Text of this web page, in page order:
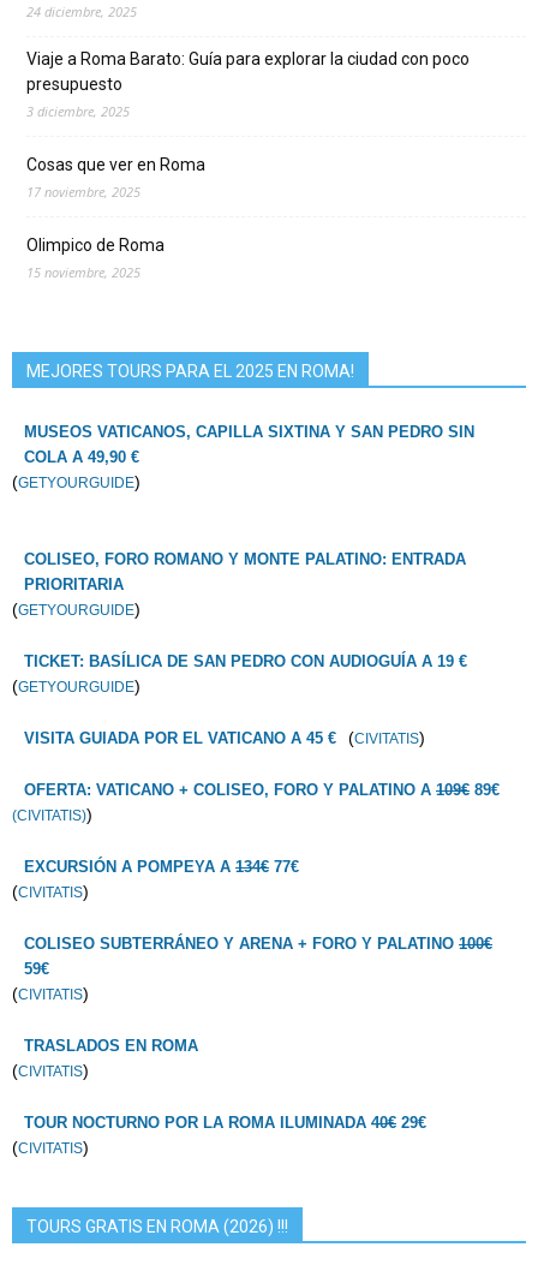
24 diciembre, 2025
Viaje a Roma Barato: Guía para explorar la ciudad con poco
presupuesto
3 diciembre, 2025
Cosas que ver en Roma
17 noviembre, 2025
Olimpico de Roma
15 noviembre, 2025
MEJORES TOURS PARA EL 2025 EN ROMA!
MUSEOS VATICANOS, CAPILLA SIXTINA Y SAN PEDRO SIN
COLA A 49,90 €
(GETYOURGUIDE)
COLISEO, FORO ROMANO Y MONTE PALATINO: ENTRADA
PRIORITARIA
(GETYOURGUIDE)
TICKET: BASÍLICA DE SAN PEDRO CON AUDIOGUÍA A 19 €
(GETYOURGUIDE)
VISITA GUIADA POR EL VATICANO A 45 € (CIVITATIS)
OFERTA: VATICANO + COLISEO, FORO Y PALATINO A 109€ 89€
(CIVITATIS))
EXCURSIÓN A POMPEYA A 134€ 77€
(CIVITATIS)
COLISEO SUBTERRÁNEO Y ARENA + FORO Y PALATINO 100€
59€
(CIVITATIS)
TRASLADOS EN ROMA
(CIVITATIS)
TOUR NOCTURNO POR LA ROMA ILUMINADA 40€ 29€
(CIVITATIS)
TOURS GRATIS EN ROMA (2026) !!!